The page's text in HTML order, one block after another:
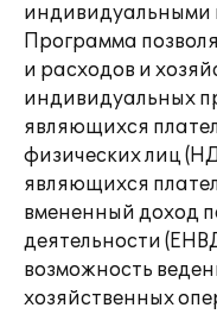
индивидуальными
Программа
и расходов и
индивидуальных
являющихся
физических лиц
являющихся
вмененный доход
деятельности
возможность
хозяйственных